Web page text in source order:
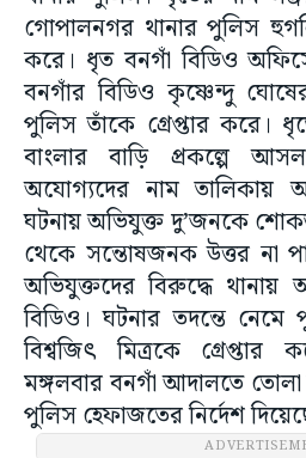
গোপালনগর থানার পুলিস
করে। ধৃত বনগাঁ বিডিও
বনগাঁর বিডিও কৃষ্ণেন্দু
পুলিস তাঁকে গ্রেপ্তার করে।
বাংলার বাড়ি প্রকল্পে
অযোগ্যদের নাম তালিকায়
ঘটনায় অভিযুক্ত দু’জনকে
থেকে সন্তোষজনক উত্তর না
অভিযুক্তদের বিরুদ্ধে
বিডিও। ঘটনার তদন্তে
বিশ্বজিৎ মিত্রকে
মঙ্গলবার বনগাঁ আদালতে তোলা
পুলিস হেফাজতের নির্দেশ